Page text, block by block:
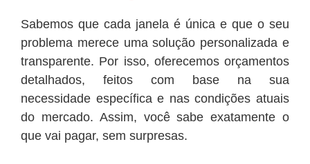
Sabemos que cada janela é única e que o seu
problema merece uma solução personalizada e
transparente. Por isso, oferecemos orçamentos
detalhados, feitos com base na sua
necessidade específica e nas condições atuais
do mercado. Assim, você sabe exatamente o
que vai pagar, sem surpresas.